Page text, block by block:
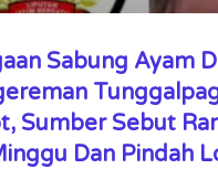
Sabung Ayam
Sumber Sebut
Dan Pindah